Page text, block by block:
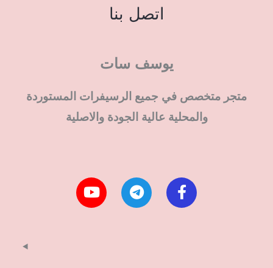
اتصل بنا
يوسف سات
متجر متخصص في جميع الرسيفرات المستوردة
والمحلية عالية الجودة والاصلية